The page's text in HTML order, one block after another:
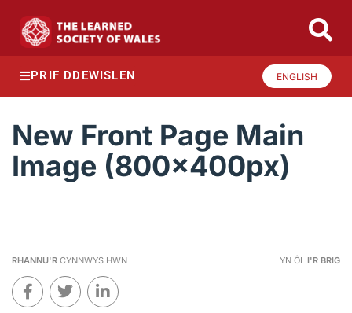
PRIF DDEWISLEN ENGLISH
New Front Page Main
Image (800x400px)
RHANNU'R CYNNWYS HWN YN ÔL I'R BRIG